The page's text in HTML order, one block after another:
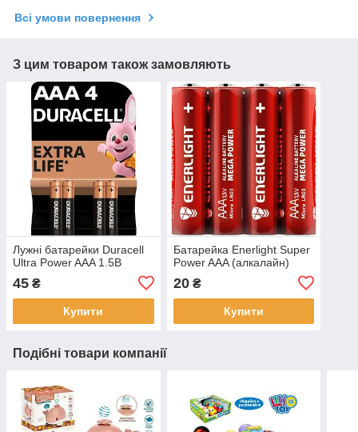
Всі умови повернення
З цим товаром також замовляють
Лужні батарейки Duracell
Ultra Power AAA 1.5В
45 ₴
Купити
Батарейка Enerlight Super
Power AAA (алкалайн)
20₴
Купити
Подібні товари компанії